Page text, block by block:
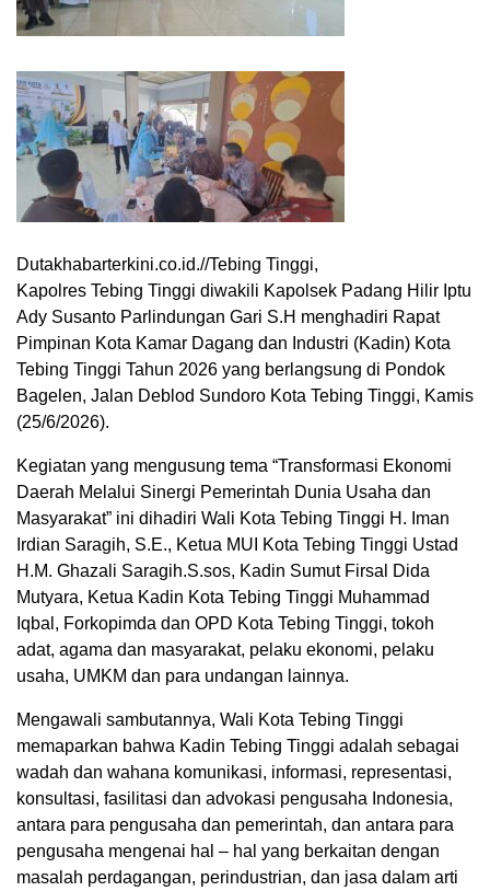
Dutakhabarterkini.co.id.//Tebing Tinggi,
Kapolres Tebing Tinggi diwakili Kapolsek Padang Hilir Iptu
Ady Susanto Parlindungan Gari S.H menghadiri Rapat
Pimpinan Kota Kamar Dagang dan Industri (Kadin) Kota
Tebing Tinggi Tahun 2026 yang berlangsung di Pondok
Bagelen, Jalan Deblod Sundoro Kota Tebing Tinggi, Kamis
(25/6/2026).
Kegiatan yang mengusung tema “Transformasi Ekonomi
Daerah Melalui Sinergi Pemerintah Dunia Usaha dan
Masyarakat” ini dihadiri Wali Kota Tebing Tinggi H. Iman
Irdian Saragih, S.E., Ketua MUI Kota Tebing Tinggi Ustad
H.M. Ghazali Saragih.S.sos, Kadin Sumut Firsal Dida
Mutyara, Ketua Kadin Kota Tebing Tinggi Muhammad
Iqbal, Forkopimda dan OPD Kota Tebing Tinggi, tokoh
adat, agama dan masyarakat, pelaku ekonomi, pelaku
usaha, UMKM dan para undangan lainnya.
Mengawali sambutannya, Wali Kota Tebing Tinggi
memaparkan bahwa Kadin Tebing Tinggi adalah sebagai
wadah dan wahana komunikasi, informasi, representasi,
konsultasi, fasilitasi dan advokasi pengusaha Indonesia,
antara para pengusaha dan pemerintah, dan antara para
pengusaha mengenai hal – hal yang berkaitan dengan
masalah perdagangan, perindustrian, dan jasa dalam arti